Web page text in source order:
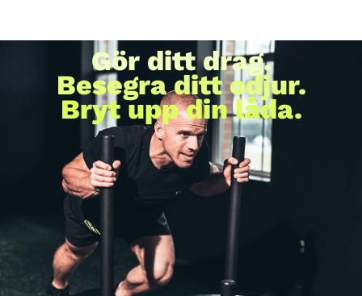
Gör ditt drag.
Besegra ditt odjur.
Bryt upp din låda.